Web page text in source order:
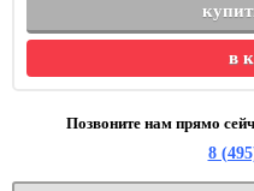
в
Позвоните нам прямо
8